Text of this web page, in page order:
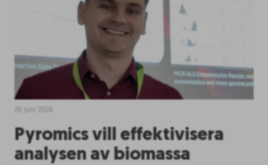
Pyromics vill effektivisera
analysen av biomassa